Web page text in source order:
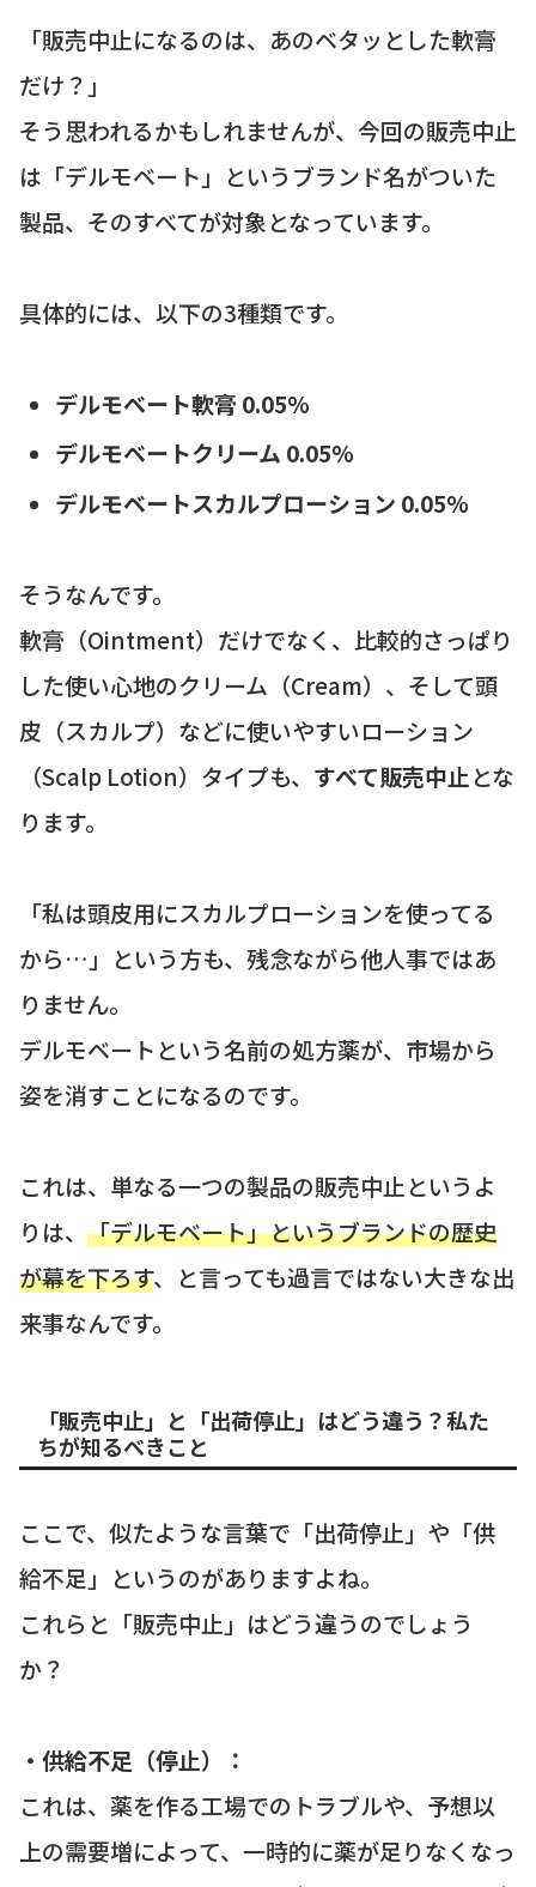
「販売中止になるのは、あのベタッとした軟膏
だけ？」
そう思われるかもしれませんが、今回の販売中止
は「デルモベート」というブランド名がついた
製品、そのすべてが対象となっています。
具体的には、以下の3種類です。
デルモベート軟膏 0.05%
デルモベートクリーム 0.05%
デルモベートスカルプローション 0.05%
そうなんです。
軟膏（Ointment）だけでなく、比較的さっぱり
した使い心地のクリーム（Cream）、そして頭
皮（スカルプ）などに使いやすいローション
（Scalp Lotion）タイプも、 すべて販売中止とな
ります。
「私は頭皮用にスカルプローションを使ってる
から…」という方も、残念ながら他人事ではあ
りません。
デルモベートという名前の処方薬が、市場から
姿を消すことになるのです。
これは、単なる一つの製品の販売中止というよ
りは、 「デルモベート」というブランドの歴史
が幕を下ろす、と言っても過言ではない大きな出
来事なんです。
「販売中止」と「出荷停止」はどう違う？私た
ちが知るべきこと
ここで、似たような言葉で「出荷停止」や「供
給不足」というのがありますよね。
これらと「販売中止」はどう違うのでしょう
か？
・供給不足（停止）：
これは、薬を作る工場でのトラブルや、予想以
上の需要増によって、一時的に薬が足りなくなっ